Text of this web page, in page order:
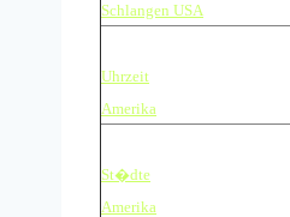
Schlangen USA
Uhrzeit
Amerika
St�dte
Amerika